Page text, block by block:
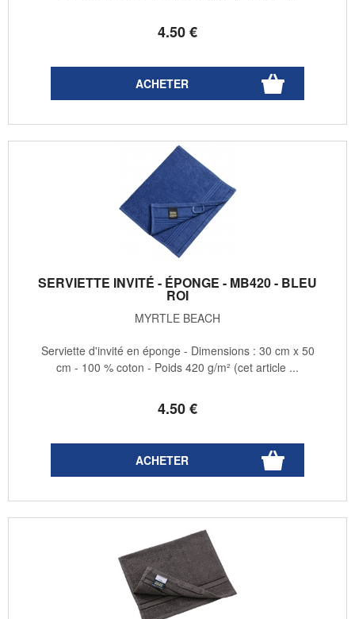
4.50€
SERVIETTE INVITÉ - ÉPONGE - MB420 - BLEU
ROI
MYRTLE BEACH
4.50€
Serviette d'invité en éponge - Dimensions : 30 cm x 50
cm - 100 % coton - Poids 420 g/m² (cet article ...